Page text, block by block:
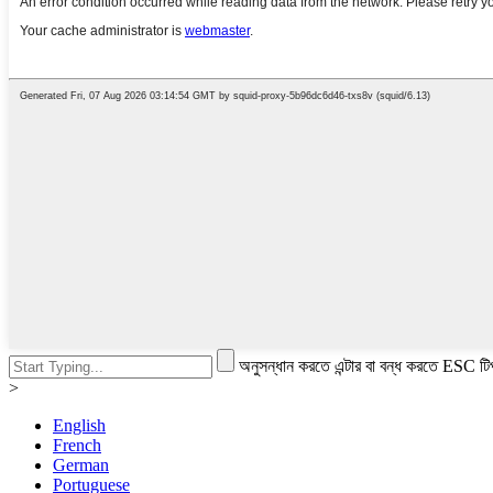
অনুসন্ধান করতে এন্টার বা বন্ধ করতে ESC
>
English
French
German
Portuguese